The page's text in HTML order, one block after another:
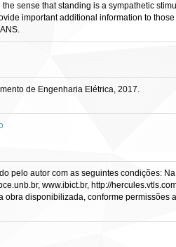
sense that standing is a sympathetic
important additional information to
de Engenharia Elétrica, 2017.
pelo autor com as seguintes condições:
www.ibict.br, http://
disponibilizada, conforme permissões